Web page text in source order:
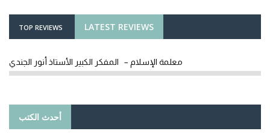
LATEST REVIEWS
TOP REVIEWS
معلمة الإسلام – المفكر الكبير الأستاذ أنور الجندي
أحدث الكتب